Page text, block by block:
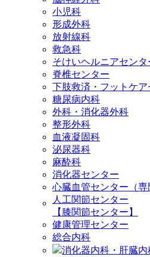
小児科
形成外科
放射線科
救急科
そけいヘルニアセンタ
脊椎センター
下肢救済・フットケア
糖尿病内科
外科・消化器外科
整形外科
血液凝固科
泌尿器科
麻酔科
消化器センター
心臓血管センター（専
人工関節センター
【膝関節センター】
健康管理センター
総合内科
消化器内科・肝臓内